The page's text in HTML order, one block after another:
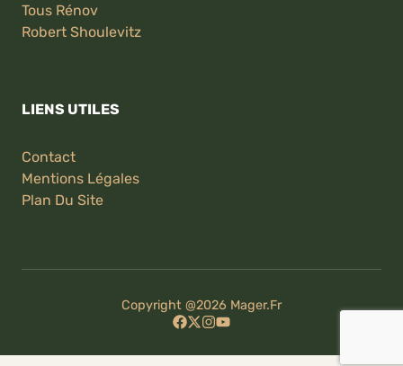
Tous Rénov
Robert Shoulevitz
LIENS UTILES
Contact
Mentions Légales
Plan Du Site
Copyright @2026 Mager.fr